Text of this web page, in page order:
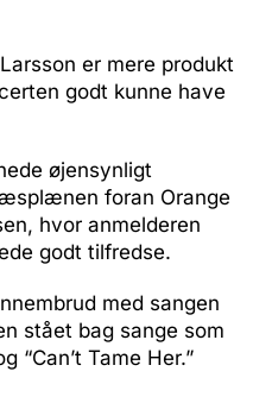
er mere produkt
godt kunne have
øjensynligt
foran Orange
hvor anmelderen
godt tilfredse.
med sangen
stået bag sange som
“Can’t Tame Her.”